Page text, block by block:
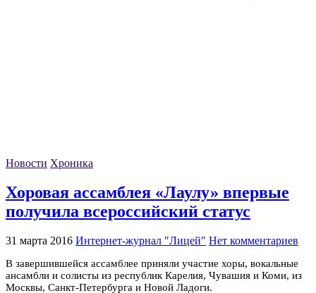
Новости Хроника
Хоровая ассамблея «Лаулу» впервые
получила всероссийский статус
31 марта 2016 Интернет-журнал "Лицей" Нет комментариев
В завершившейся ассамблее приняли участие хоры, вокальные
ансамбли и солисты из республик Карелия, Чувашия и Коми, из
Москвы, Санкт-Петербурга и Новой Ладоги.